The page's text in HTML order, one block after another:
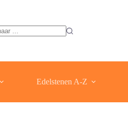
Edelstenen A-Z